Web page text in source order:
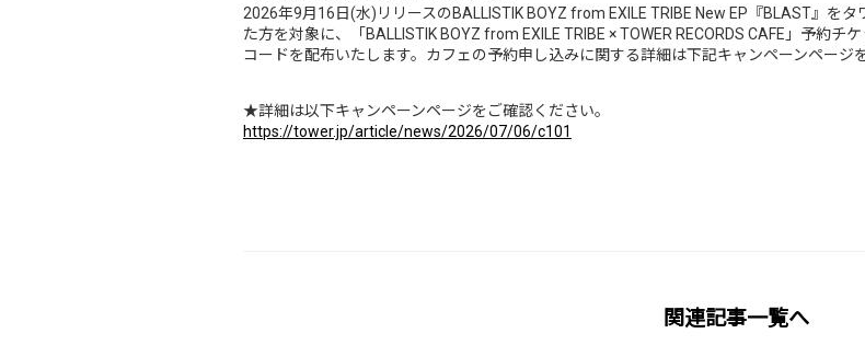
2026年9月16日(水)リリースのBALLISTIK BOYZ from EXILE TRIBE New EP『BLAST』を
た方を対象に、「BALLISTIK BOYZ from EXILE TRIBE × TOWER RECORDS CAFE」予約
コードを配布いたします。カフェの予約申し込みに関する詳細は下記キャンペーンページ
★詳細は以下キャンペーンページをご確認ください。
https://tower.jp/article/news/2026/07/06/c101
関連記事一覧へ